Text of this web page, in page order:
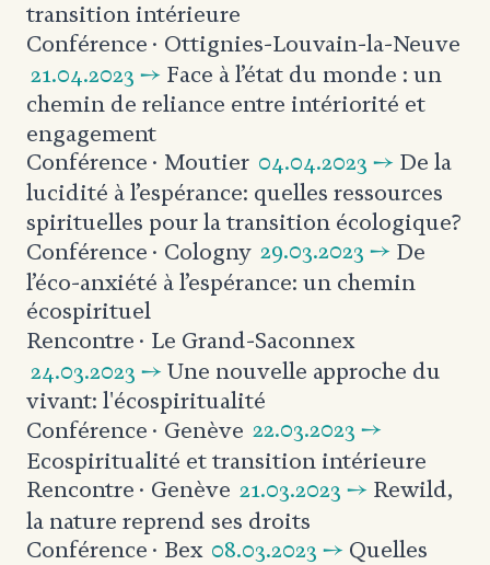
transition intérieure
Conférence · Ottignies-Louvain-la-Neuve
21.04.2023 → Face à l’état du monde : un
chemin de reliance entre intériorité et
engagement
Conférence · Moutier 04.04.2023 → De la
lucidité à l’espérance: quelles ressources
spirituelles pour la transition écologique?
Conférence · Cologny 29.03.2023 → De
l’éco-anxiété à l’espérance: un chemin
écospirituel
Rencontre · Le Grand-Saconnex
24.03.2023 → Une nouvelle approche du
vivant: l'écospiritualité
Conférence · Genève 22.03.2023 →
Ecospiritualité et transition intérieure
Rencontre · Genève 21.03.2023 → Rewild,
la nature reprend ses droits
Conférence · Bex 08.03.2023 → Quelles